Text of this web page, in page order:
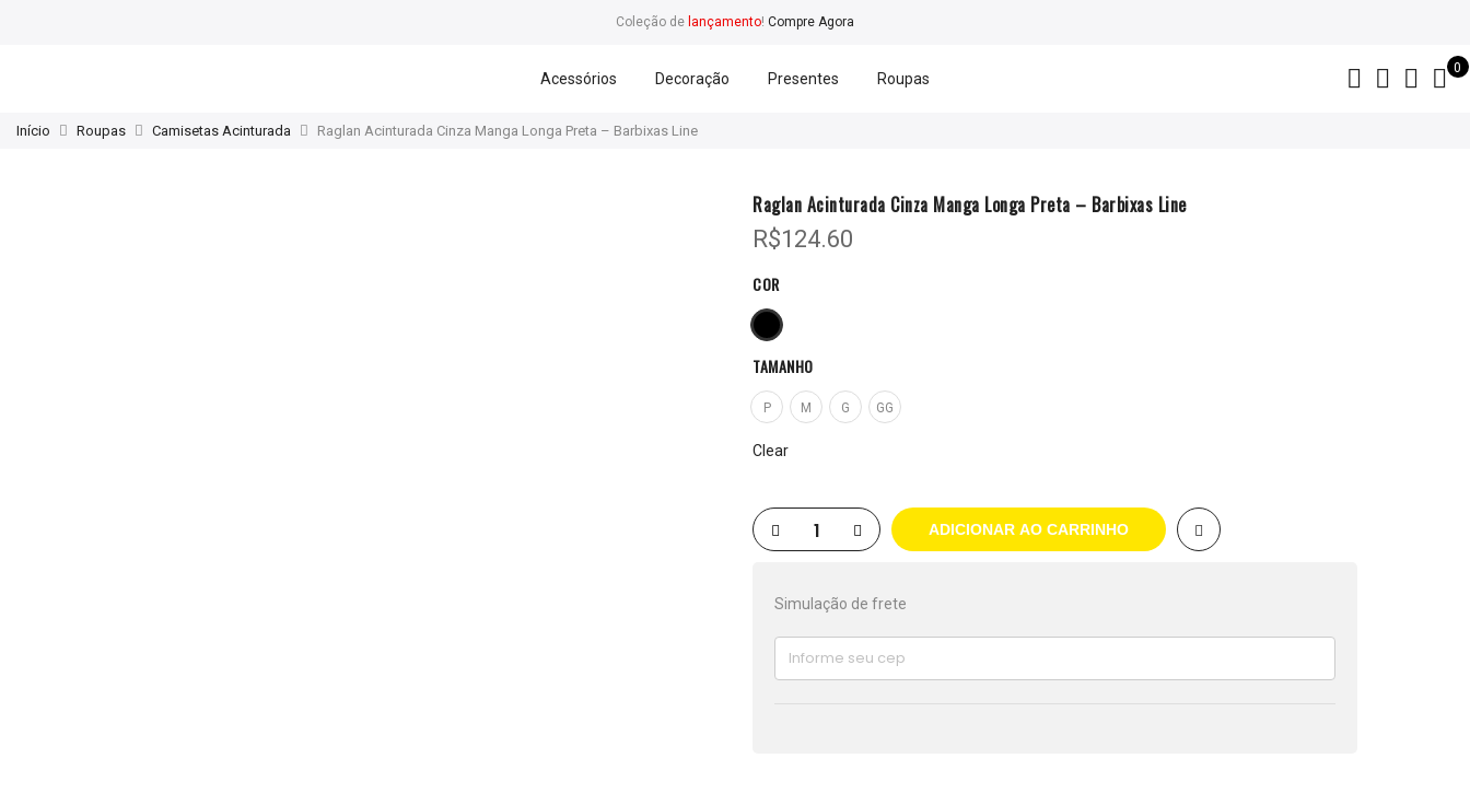
Coleção de lançamento! Compre Agora
Acessórios Decoração Presentes Roupas
0
Início Roupas Camisetas Acinturada Raglan Acinturada Cinza Manga Longa Preta – Barbixas Line
Raglan Acinturada Cinza Manga Longa Preta – Barbixas Line
R$124.60
COR
TAMANHO
P M G GG
Clear
ADICIONAR AO CARRINHO
Simulação de frete